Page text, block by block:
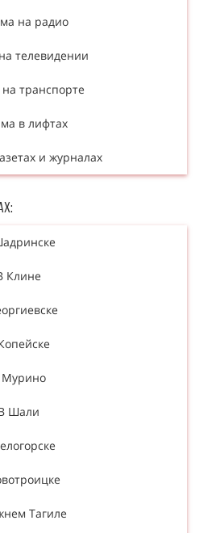
на радио
телевидении
транспорте
в лифтах
и журналах
Клине
Мурино
Шали
Тагиле